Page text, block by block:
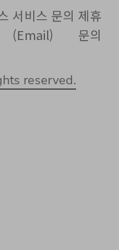
서비스 문의
(Email)
제휴
문의
reserved.